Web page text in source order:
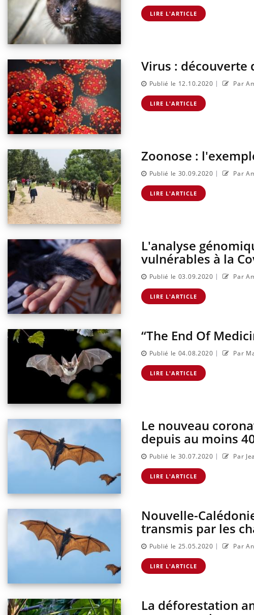
LIRE L'ARTICLE
Virus : découverte
Publié le 12.10.2020 | Par
LIRE L'ARTICLE
Zoonose :
Publié le 30.09.2020 | Par
LIRE L'ARTICLE
L'analyse
vulnérables à la
Publié le 03.09.2020 | Par
LIRE L'ARTICLE
“The End Of
Publié le 04.08.2020 | Par
LIRE L'ARTICLE
Le nouveau
depuis au moins
Publié le 30.07.2020 | Par
LIRE L'ARTICLE
Nouvelle-
transmis par les
Publié le 25.05.2020 | Par
LIRE L'ARTICLE
La déforestation